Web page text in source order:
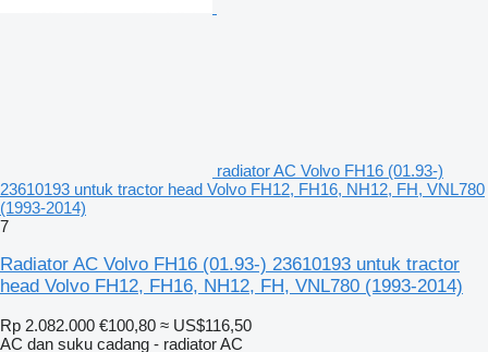
radiator AC Volvo FH16 (01.93-)
23610193 untuk tractor head Volvo FH12, FH16, NH12, FH, VNL780
(1993-2014)
7
Radiator AC Volvo FH16 (01.93-) 23610193 untuk tractor
head Volvo FH12, FH16, NH12, FH, VNL780 (1993-2014)
Rp 2.082.000 €100,80 ≈ US$116,50
AC dan suku cadang - radiator AC